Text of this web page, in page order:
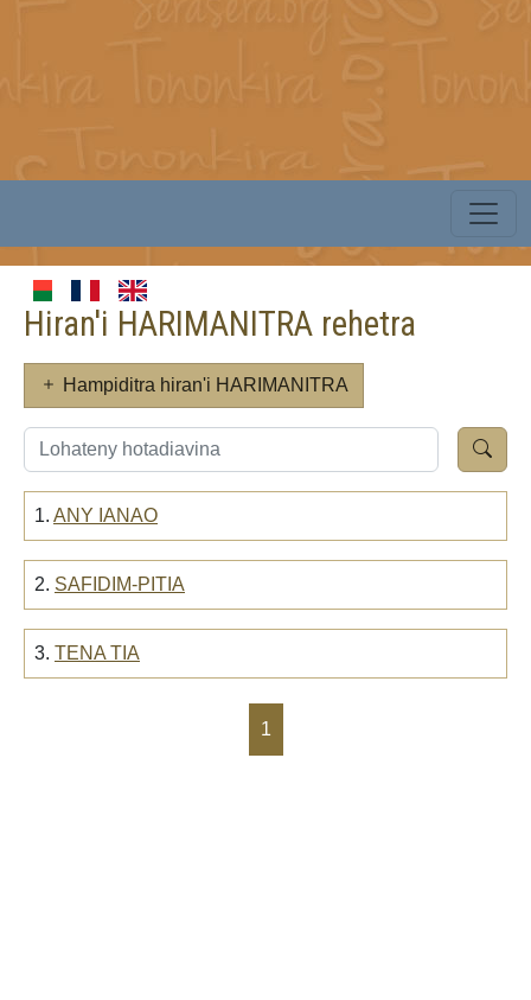
Hiran'i HARIMANITRA rehetra
Hampiditra hiran'i HARIMANITRA
1. ANY IANAO
2. SAFIDIM-PITIA
3. TENA TIA
1